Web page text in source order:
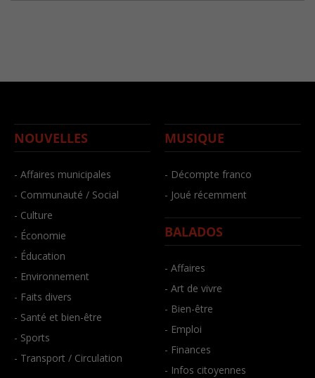
NOUVELLES
- Affaires municipales
- Communauté / Social
- Culture
- Économie
- Éducation
- Environnement
- Faits divers
- Santé et bien-être
- Sports
- Transport / Circulation
MUSIQUE
- Décompte franco
- Joué récemment
BALADOS
- Affaires
- Art de vivre
- Bien-être
- Emploi
- Finances
- Infos citoyennes